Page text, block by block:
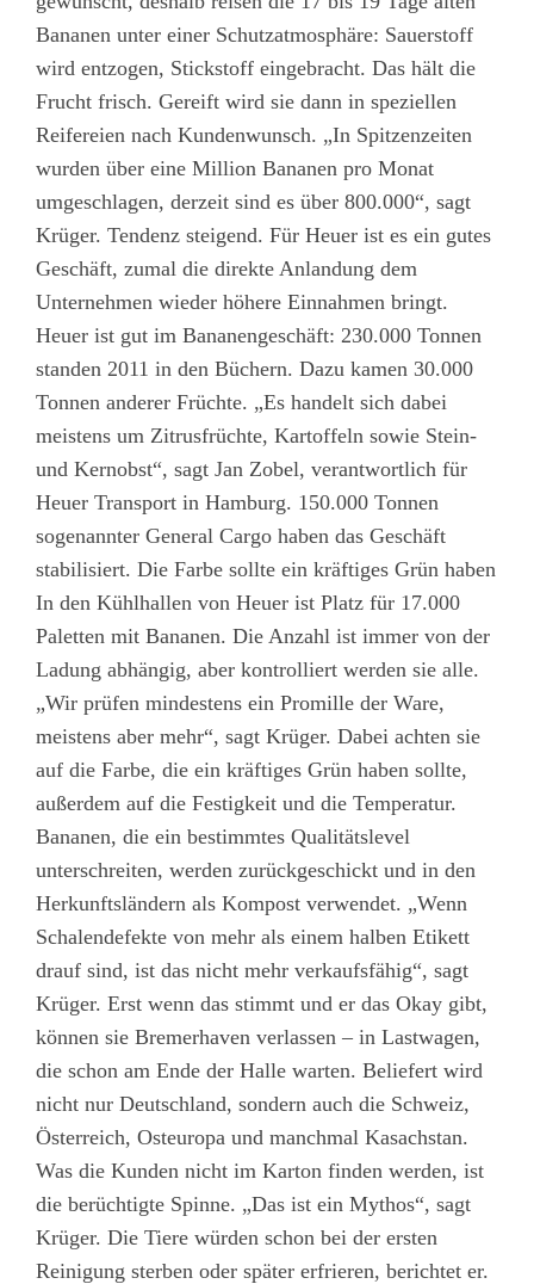
Bananen unter einer Schutzatmosphäre: Sauerstoff
wird entzogen, Stickstoff eingebracht. Das hält die
Frucht frisch. Gereift wird sie dann in speziellen
Reifereien nach Kundenwunsch. „In Spitzenzeiten
wurden über eine Million Bananen pro Monat
umgeschlagen, derzeit sind es über 800.000“, sagt
Krüger. Tendenz steigend. Für Heuer ist es ein gutes
Geschäft, zumal die direkte Anlandung dem
Unternehmen wieder höhere Einnahmen bringt.
Heuer ist gut im Bananengeschäft: 230.000 Tonnen
standen 2011 in den Büchern. Dazu kamen 30.000
Tonnen anderer Früchte. „Es handelt sich dabei
meistens um Zitrusfrüchte, Kartoffeln sowie Stein-
und Kernobst“, sagt Jan Zobel, verantwortlich für
Heuer Transport in Hamburg. 150.000 Tonnen
sogenannter General Cargo haben das Geschäft
stabilisiert. Die Farbe sollte ein kräftiges Grün haben
In den Kühlhallen von Heuer ist Platz für 17.000
Paletten mit Bananen. Die Anzahl ist immer von der
Ladung abhängig, aber kontrolliert werden sie alle.
„Wir prüfen mindestens ein Promille der Ware,
meistens aber mehr“, sagt Krüger. Dabei achten sie
auf die Farbe, die ein kräftiges Grün haben sollte,
außerdem auf die Festigkeit und die Temperatur.
Bananen, die ein bestimmtes Qualitätslevel
unterschreiten, werden zurückgeschickt und in den
Herkunftsländern als Kompost verwendet. „Wenn
Schalendefekte von mehr als einem halben Etikett
drauf sind, ist das nicht mehr verkaufsfähig“, sagt
Krüger. Erst wenn das stimmt und er das Okay gibt,
können sie Bremerhaven verlassen – in Lastwagen,
die schon am Ende der Halle warten. Beliefert wird
nicht nur Deutschland, sondern auch die Schweiz,
Österreich, Osteuropa und manchmal Kasachstan.
Was die Kunden nicht im Karton finden werden, ist
die berüchtigte Spinne. „Das ist ein Mythos“, sagt
Krüger. Die Tiere würden schon bei der ersten
Reinigung sterben oder später erfrieren, berichtet er.